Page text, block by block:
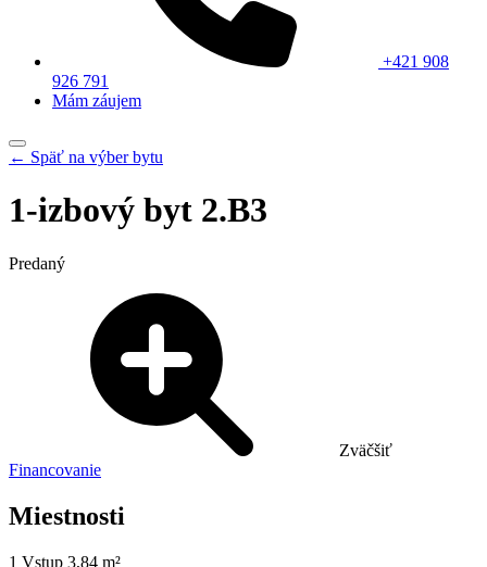
+421 908
926 791
Mám záujem
← Späť na výber bytu
1-izbový byt 2.B3
Predaný
Zväčšiť
Financovanie
Miestnosti
1 Vstup 3,84 m²